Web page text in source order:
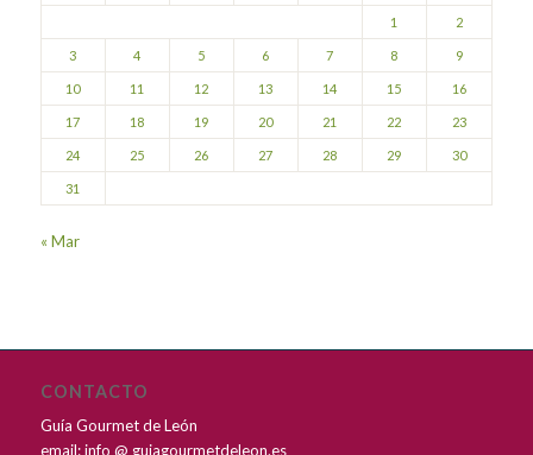
1 2
3 4 5 6 7 8 9
10 11 12 13 14 15 16
17 18 19 20 21 22 23
24 25 26 27 28 29 30
31
« Mar
CONTACTO
Guía Gourmet de León
email: info @ guiagourmetdeleon.es